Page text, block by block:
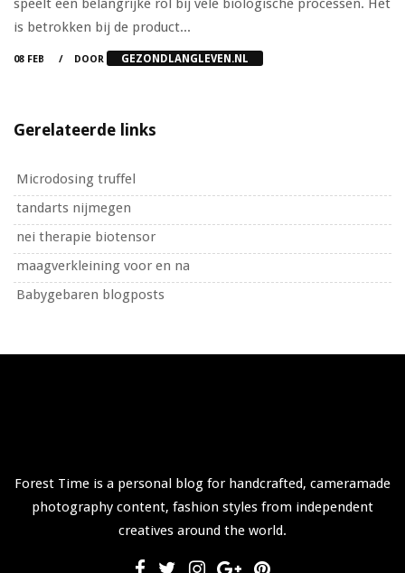
is betrokken bij de product...
08 FEB DOOR GEZONDLANGLEVEN.NL
Gerelateerde links
Microdosing truffel
tandarts nijmegen
nei therapie biotensor
maagverkleining voor en na
Babygebaren blogposts
Forest Time is a personal blog for handcrafted, cameramade
photography content, fashion styles from independent
creatives around the world.